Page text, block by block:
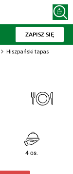
ZAPISZ SIĘ
Hiszpański tapas
4 os.